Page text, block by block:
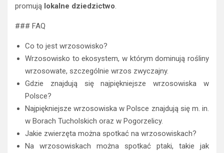
promują lokalne dziedzictwo.
### FAQ
Co to jest wrzosowisko?
Wrzosowisko to ekosystem, w którym dominują rośliny
wrzosowate, szczególnie wrzos zwyczajny.
Gdzie znajdują się najpiękniejsze wrzosowiska w
Polsce?
Najpiękniejsze wrzosowiska w Polsce znajdują się m. in.
w Borach Tucholskich oraz w Pogorzelicy.
Jakie zwierzęta można spotkać na wrzosowiskach?
Na wrzosowiskach można spotkać ptaki, takie jak